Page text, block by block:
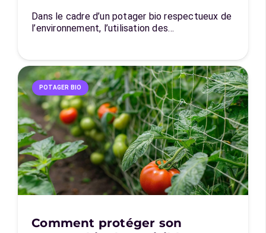
Dans le cadre d’un potager bio respectueux de
l’environnement, l’utilisation des…
POTAGER BIO
Comment protéger son